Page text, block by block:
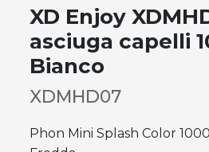
XD Enjoy
asciuga capelli
Bianco
XDMHD07
Phon Mini Splash Color